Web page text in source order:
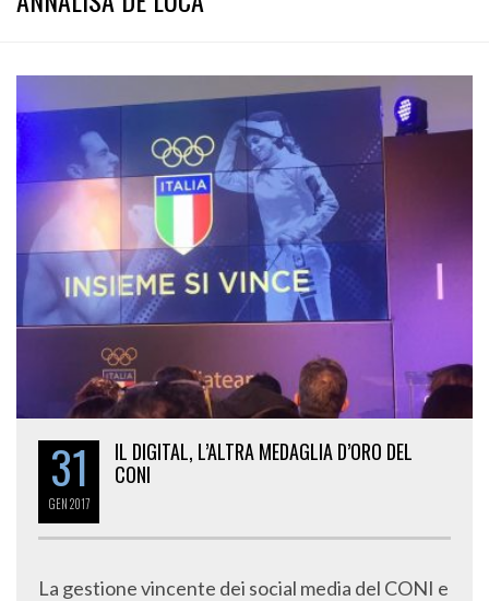
31
GEN2017
IL DIGITAL, L’ALTRA MEDAGLIA D’ORO DEL
CONI
La gestione vincente dei social media del CONI e